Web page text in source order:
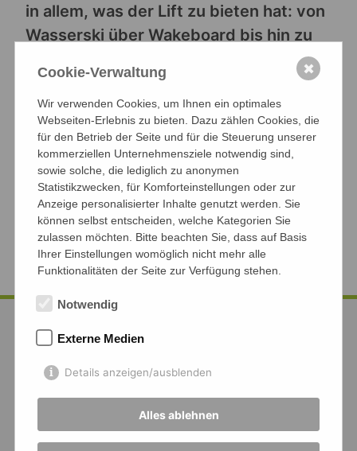
in allem, was der Lift zu bieten hat: von
Wasserski über Wakeboard bis hin zu
Programm. Dabei wurden
grundlegende Techniken des Fahrens,
aber auch die ersten Obstacle-
(Rampen-) und Air-Tricks, wie z.B. ein
"Olli" (Sprung + Drehung um 180°),
gelernt. Hierzu finden Sie für die
Wassersport-AG ein Videoverlinkt.
Cookie-Verwaltung
Wir verwenden Cookies, um Ihnen ein optimales
Webseiten-Erlebnis zu bieten. Dazu zählen Cookies, die
für den Betrieb der Seite und für die Steuerung unserer
kommerziellen Unternehmensziele notwendig sind,
sowie solche, die lediglich zu anonymen
Statistikzwecken, für Komforteinstellungen oder zur
Anzeige personalisierter Inhalte genutzt werden. Sie
können selbst entscheiden, welche Kategorien Sie
zulassen möchten. Bitte beachten Sie, dass auf Basis
Ihrer Einstellungen womöglich nicht mehr alle
Funktionalitäten der Seite zur Verfügung stehen.
Notwendig
Externe Medien
Details anzeigen/ausblenden
Alles ablehnen
✖